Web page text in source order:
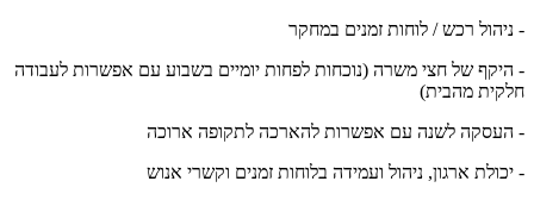
- ניהול רכש / לוחות זמנים במחקר
- היקף של חצי משרה (נוכחות לפחות יומיים בשבוע עם אפשרות לעבודה
חלקית מהבית)
- העסקה לשנה עם אפשרות להארכה לתקופה ארוכה
- יכולת ארגון, ניהול ועמידה בלוחות זמנים וקשרי אנוש